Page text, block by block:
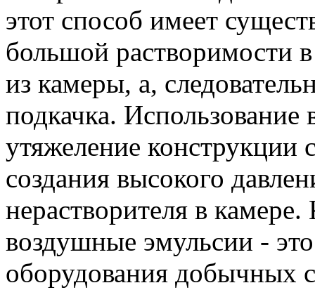
этот способ имеет
большой растворимости
из камеры, а,
подкачка. Использование
утяжеление конструкции
создания высокого
нерастворителя в
воздушные эмульсии -
оборудования добычных